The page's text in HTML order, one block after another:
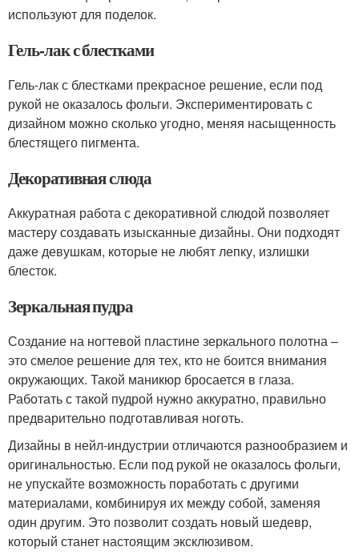
используют для поделок.
Гель-лак с блестками
Гель-лак с блестками прекрасное решение, если под
рукой не оказалось фольги. Экспериментировать с
дизайном можно сколько угодно, меняя насыщенность
блестящего пигмента.
Декоративная слюда
Аккуратная работа с декоративной слюдой позволяет
мастеру создавать изысканные дизайны. Они подходят
даже девушкам, которые не любят лепку, излишки
блесток.
Зеркальная пудра
Создание на ногтевой пластине зеркального полотна –
это смелое решение для тех, кто не боится внимания
окружающих. Такой маникюр бросается в глаза.
Работать с такой пудрой нужно аккуратно, правильно
предварительно подготавливая ноготь.
Дизайны в нейл-индустрии отличаются разнообразием и
оригинальностью. Если под рукой не оказалось фольги,
не упускайте возможность поработать с другими
материалами, комбинируя их между собой, заменяя
один другим. Это позволит создать новый шедевр,
который станет настоящим эксклюзивом.